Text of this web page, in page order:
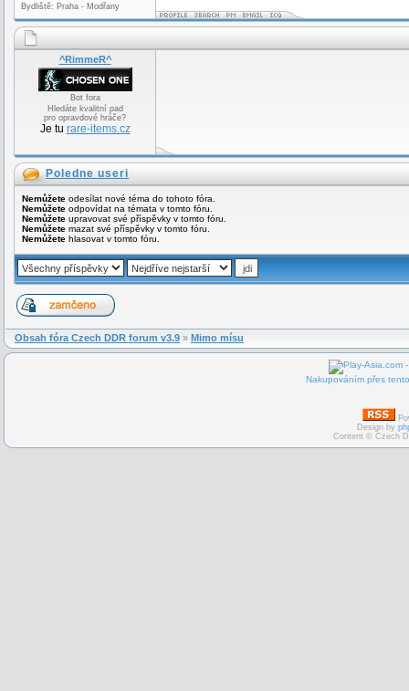
Bydliště: Praha - Modřany
^RimmeR^
Bot fora
Hledáte kvalitní pad
pro opravdové hráče?
Je tu rare-items.cz
Poledne useri
Nemůžete odesílat nové téma do tohoto fóra.
Nemůžete odpovídat na témata v tomto fóru.
Nemůžete upravovat své příspěvky v tomto fóru.
Nemůžete mazat své příspěvky v tomto fóru.
Nemůžete hlasovat v tomto fóru.
Obsah fóra Czech DDR forum v3.9 » Mimo mísu
Nakupováním přes
Design by
Content © Czech